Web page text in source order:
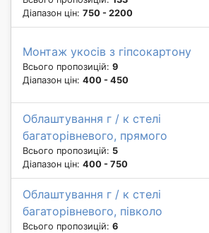
Діапазон цін: 750 - 2200
Монтаж укосів з гіпсокартону
Всього пропозицій: 9
Діапазон цін: 400 - 450
Облаштування г / к стелі
багаторівневого, прямого
Всього пропозицій: 5
Діапазон цін: 400 - 750
Облаштування г / к стелі
багаторівневого, півколо
Всього пропозицій: 6